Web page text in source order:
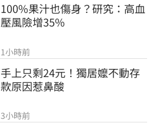
100%果汁也傷身？研究：高血
壓風險增35%
1小時前
手上只剩24元！獨居嬤不動存
款原因惹鼻酸
3小時前